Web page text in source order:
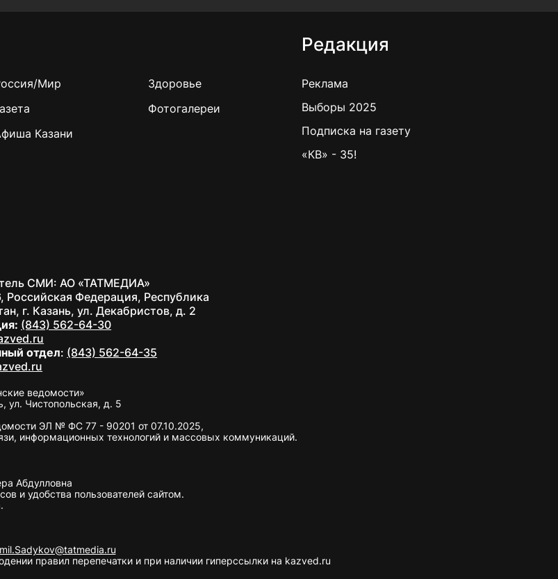
Мир
Здоровье
Фотогалереи
Казани
Редакция
Реклама
Выборы 2025
Подписка на газету
«КВ» - 35!
СМИ: АО «ТАТМЕДИА»
Российская Федерация, Республика
г. Казань, ул. Декабристов, д. 2
(843) 562-64-30
отдел: (843) 562-64-35
ведомости»
ул. Чистопольская, д. 5
ЭЛ № ФС 77 - 90201 от 07.10.2025,
информационных технологий и массовых коммуникаций.
Абдулловна
и удобства пользователей сайтом.
правил перепечатки и при наличии гиперссылки на kazved.ru